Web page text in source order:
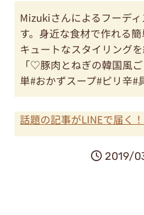
Mizukiさんによるフーデ
す。身近な食材で作れる
キュートなスタイリング
「♡豚肉とねぎの韓国風
単#おかずスープ#ピリ辛#
話題の記事がLINEで届く
2019/